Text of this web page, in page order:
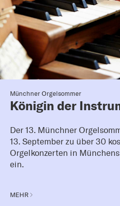
Münchner Orgelsommer
Königin der
Der 13. Münchner
13. September zu über 30
Orgelkonzerten in
ein.
MEHR